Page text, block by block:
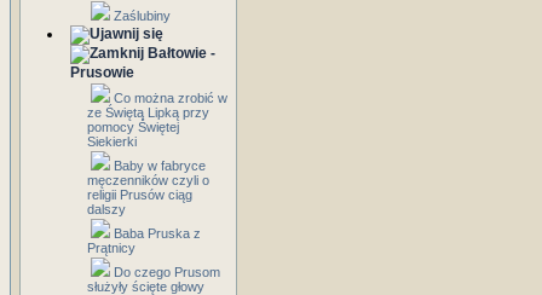
Zaślubiny
Bałtowie -
Prusowie
Co można zrobić w
ze Świętą Lipką przy
pomocy Świętej
Siekierki
Baby w fabryce
męczenników czyli o
religii Prusów ciąg
dalszy
Baba Pruska z
Prątnicy
Do czego Prusom
służyły ścięte głowy